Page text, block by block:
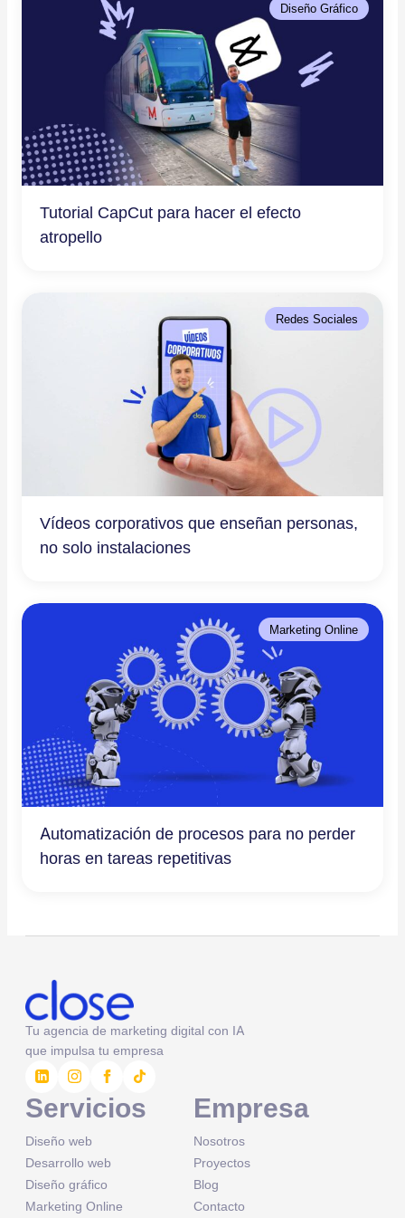
Diseño Gráfico
Tutorial CapCut para hacer el efecto
atropello
Redes Sociales
Vídeos corporativos que enseñan personas,
no solo instalaciones
Marketing Online
Automatización de procesos para no perder
horas en tareas repetitivas
Tu agencia de marketing digital con IA
que impulsa tu empresa
Servicios
Diseño web
Desarrollo web
Diseño gráfico
Marketing Online
Empresa
Nosotros
Proyectos
Blog
Contacto